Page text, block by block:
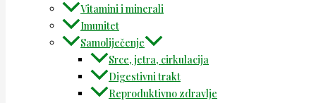
Vitamini i minerali
Imunitet
Samoliječenje
Srce, jetra, cirkulacija
Digestivni trakt
Reproduktivno zdravlje